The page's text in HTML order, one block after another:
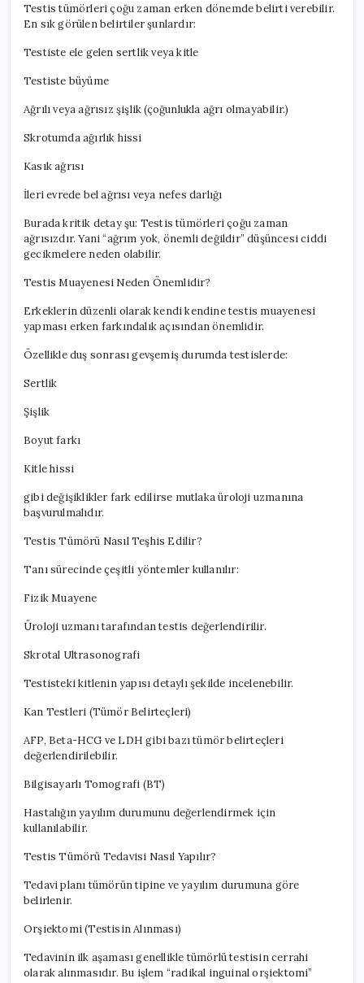
Testis tümörleri çoğu zaman erken dönemde belirti verebilir.
En sık görülen belirtiler şunlardır:
Testiste ele gelen sertlik veya kitle
Testiste büyüme
Ağrılı veya ağrısız şişlik (çoğunlukla ağrı olmayabilir.)
Skrotumda ağırlık hissi
Kasık ağrısı
İleri evrede bel ağrısı veya nefes darlığı
Burada kritik detay şu: Testis tümörleri çoğu zaman
ağrısızdır. Yani “ağrım yok, önemli değildir” düşüncesi ciddi
gecikmelere neden olabilir.
Testis Muayenesi Neden Önemlidir?
Erkeklerin düzenli olarak kendi kendine testis muayenesi
yapması erken farkındalık açısından önemlidir.
Özellikle duş sonrası gevşemiş durumda testislerde:
Sertlik
Şişlik
Boyut farkı
Kitle hissi
gibi değişiklikler fark edilirse mutlaka üroloji uzmanına
başvurulmalıdır.
Testis Tümörü Nasıl Teşhis Edilir?
Tanı sürecinde çeşitli yöntemler kullanılır:
Fizik Muayene
Üroloji uzmanı tarafından testis değerlendirilir.
Skrotal Ultrasonografi
Testisteki kitlenin yapısı detaylı şekilde incelenebilir.
Kan Testleri (Tümör Belirteçleri)
AFP, Beta-HCG ve LDH gibi bazı tümör belirteçleri
değerlendirilebilir.
Bilgisayarlı Tomografi (BT)
Hastalığın yayılım durumunu değerlendirmek için
kullanılabilir.
Testis Tümörü Tedavisi Nasıl Yapılır?
Tedavi planı tümörün tipine ve yayılım durumuna göre
belirlenir.
Orşiektomi (Testisin Alınması)
Tedavinin ilk aşaması genellikle tümörlü testisin cerrahi
olarak alınmasıdır. Bu işlem “radikal inguinal orşiektomi”